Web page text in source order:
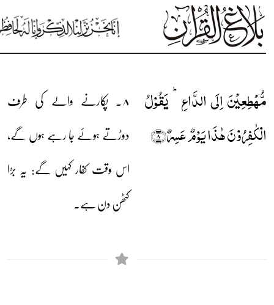
مُّہۡطِعِیۡنَ اِلَی الدَّاعِ ؕ یَقُوۡلُ
الۡکٰفِرُوۡنَ ہٰذَا یَوۡمٌ عَسِرٌ﴿۸﴾
۸۔ پکارنے والے کی طرف
دوڑتے ہوئے جا رہے ہوں گے،
اس وقت کفار کہیں گے: یہ بڑا
کٹھن دن ہے۔